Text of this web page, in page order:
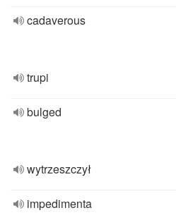
cadaverous
trupi
bulged
wytrzeszczył
impedimenta